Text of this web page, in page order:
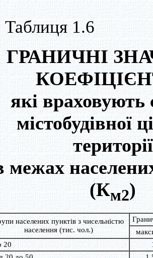
1.6
ГРАНИЧНІ
які враховують
містобудівної
території
межах
(Км2)
населених пунктів з чисельністю
населення (тис. чол.)
20